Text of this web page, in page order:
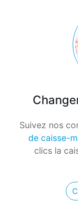
Suivez nos
de caisse-
clics la